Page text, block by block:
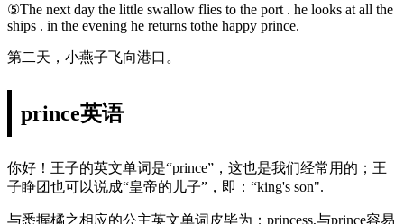
⑤The next day the little swallow flies to the port . he looks at all the
ships . in the evening he returns tothe happy prince.
第二天，小燕子飞向港口。
prince英语
你好！王子的英文单词是“prince”，这也是我们经常用的；王
子睁团也可以说成“皇帝的儿子”，即：“king's son".
与悉握橘之相应的公主英文单词皮毕为：princess,与prince容易